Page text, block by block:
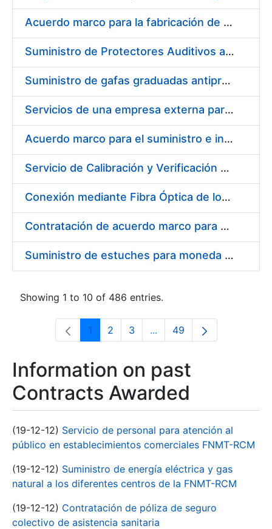
Show/Hide
Acuerdo marco para la fabricación de piezas
Suministro de Protectores Auditivos a medida para las personas trabajadoras de los Centros de Trabajo de Madrid y Burgos
Suministro de gafas graduadas antiproyecciones para los trabajadores de la FNMT-RCM en los centros de trabajo de Madrid y Burgos
Servicios de una empresa externa para el asesoramiento y resolución de los recursos de alzada que se presentan relacionados con procesos de selección para la FNMT-RCM
Acuerdo marco para el suministro e instalación de persianas, estores y otros complementos
Servicio de Calibración y Verificación Externa de los Equipos de Medición del Servicio de Prevención de la FNMT-RCM
Conexión mediante Fibra Óptica de los Centros de Proceso de Datos (CPDs) de las sedes de la FNMT-RCM de Burgos y Madrid
Contratación de acuerdo marco para el Suministro de Material de Electricidad para la Fábrica Nacional de Moneda y Timbre-Real Casa de la Moneda en su centro de trabajo de Burgos
Suministro de estuches para moneda de 30 €
Showing 1 to 10 of 486 entries.
Page
1 Page
2 Page
3 ...Intermediate Pages Use
Page
49
Information on past
Contracts Awarded
(19-12-12) Servicio de personal para atención al
público en establecimientos comerciales FNMT-RCM
(19-12-12) Suministro de energía eléctrica y gas
natural a los diferentes centros de la FNMT-RCM
(19-12-12) Contratación de póliza de seguro
colectivo de asistencia sanitaria